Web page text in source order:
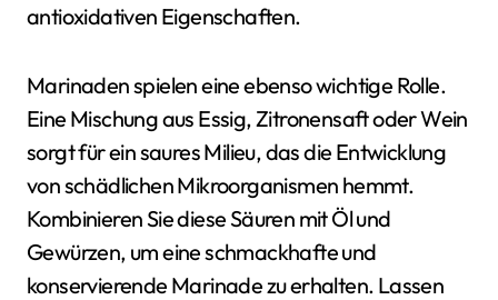
antioxidativen Eigenschaften.
Marinaden spielen eine ebenso wichtige Rolle.
Eine Mischung aus Essig, Zitronensaft oder Wein
sorgt für ein saures Milieu, das die Entwicklung
von schädlichen Mikroorganismen hemmt.
Kombinieren Sie diese Säuren mit Öl und
Gewürzen, um eine schmackhafte und
konservierende Marinade zu erhalten. Lassen